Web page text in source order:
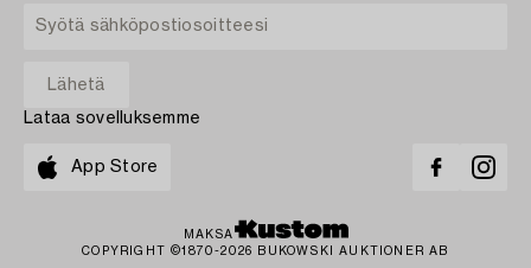
Lataa sovelluksemme
App Store
MAKSA
COPYRIGHT ©1870-2026 BUKOWSKI AUKTIONER AB